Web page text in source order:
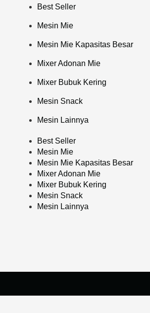
Best Seller
Mesin Mie
Mesin Mie Kapasitas Besar
Mixer Adonan Mie
Mixer Bubuk Kering
Mesin Snack
Mesin Lainnya
Best Seller
Mesin Mie
Mesin Mie Kapasitas Besar
Mixer Adonan Mie
Mixer Bubuk Kering
Mesin Snack
Mesin Lainnya